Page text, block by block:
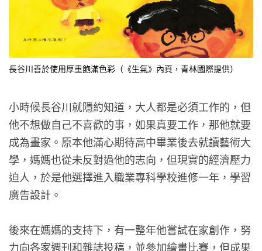
長谷川善於使用厚重飽滿色彩（《生氣》內頁，青林國際提供）
小時候長谷川就隱約知道，大人都是必須工作的，但
他不想做自己不喜歡的事，如果真要工作，那他就要
成為畫家。原本他滿心期待高中畢業後去就讀藝術大
學，媽媽也從未反對過他的志向，但現實的經濟壓力
迫人，於是他選擇進入職業專科學校進修一年，學習
廣告設計。
後來在媽媽的支持下，有一整年他嘗試在家創作，努
力向各家週刊和雜誌投稿，並參加繪畫比賽，但成果